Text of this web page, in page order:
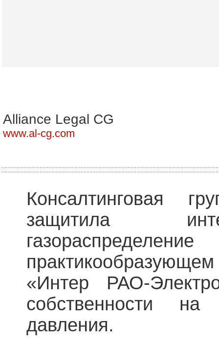
Alliance Legal CG
www.al-cg.com
Консалтинговая
защитила
«Интер РАО-
собственности на
давления.